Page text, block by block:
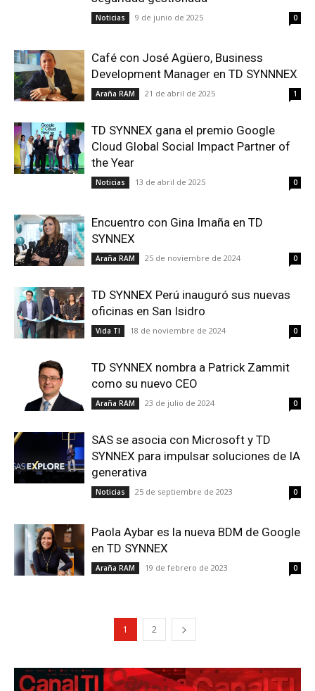
Noticias 9 de junio de 2025 0
Café con José Agüero, Business
Development Manager en TD SYNNNEX
Araña RAM 21 de abril de 2025 1
TD SYNNEX gana el premio Google
Cloud Global Social Impact Partner of
the Year
Noticias 13 de abril de 2025 0
Encuentro con Gina Imaña en TD
SYNNEX
Araña RAM 25 de noviembre de 2024 0
TD SYNNEX Perú inauguró sus nuevas
oficinas en San Isidro
Vida TI 18 de noviembre de 2024 0
TD SYNNEX nombra a Patrick Zammit
como su nuevo CEO
Araña RAM 23 de julio de 2024 0
SAS se asocia con Microsoft y TD
SYNNEX para impulsar soluciones de IA
generativa
Noticias 25 de septiembre de 2023 0
Paola Aybar es la nueva BDM de Google
en TD SYNNEX
Araña RAM 19 de febrero de 2023 0
1 2